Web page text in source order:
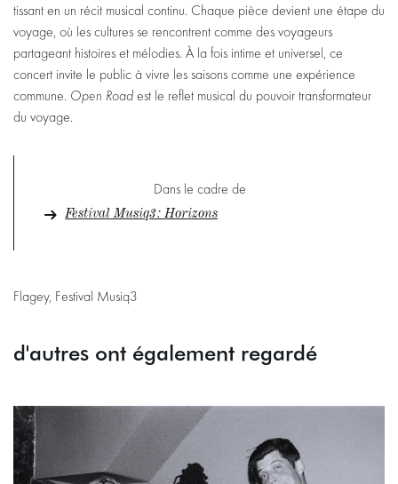
tissant en un récit musical continu. Chaque pièce devient une étape du
voyage, où les cultures se rencontrent comme des voyageurs
partageant histoires et mélodies. À la fois intime et universel, ce
concert invite le public à vivre les saisons comme une expérience
commune. Open Road est le reflet musical du pouvoir transformateur
du voyage.
Dans le cadre de
Festival Musiq3 : Horizons
Flagey, Festival Musiq3
d'autres ont également regardé